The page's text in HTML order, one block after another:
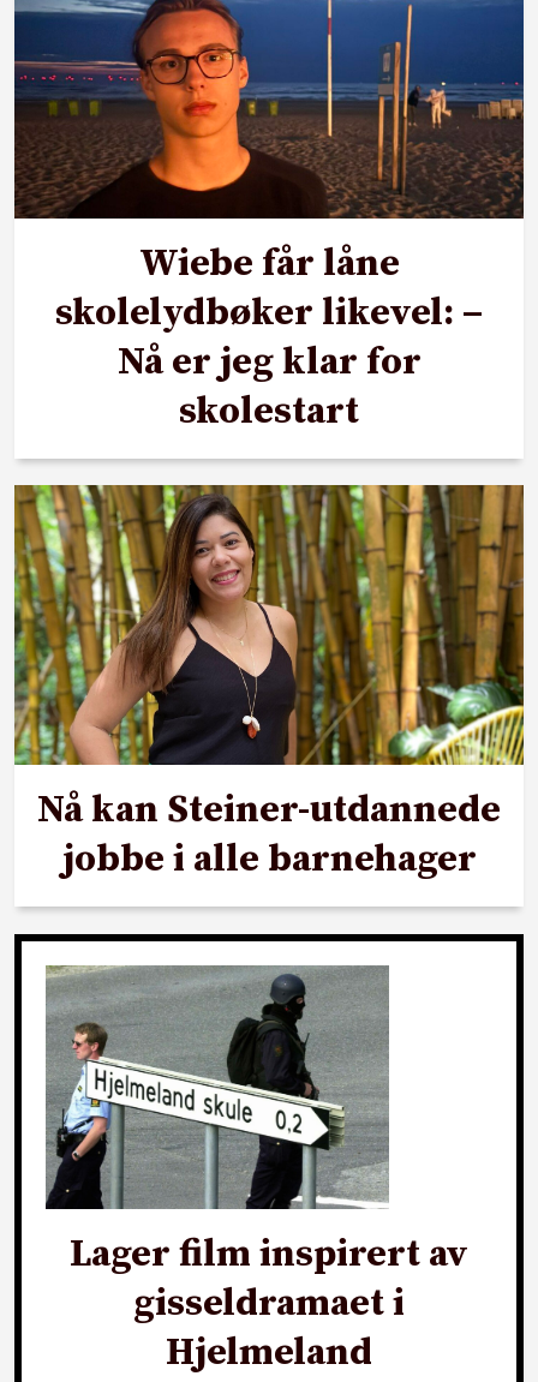
Wiebe får låne
skolelydbøker likevel: –
Nå er jeg klar for
skolestart
Nå kan Steiner-utdannede
jobbe i alle barnehager
Lager film inspirert av
gisseldramaet i
Hjelmeland